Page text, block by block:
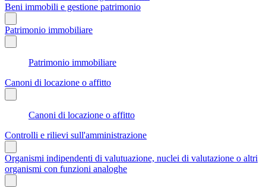
Beni immobili e gestione patrimonio
Patrimonio immobiliare
Patrimonio immobiliare
Canoni di locazione o affitto
Canoni di locazione o affitto
Controlli e rilievi sull'amministrazione
Organismi indipendenti di valutuazione, nuclei di valutazione o altri
organismi con funzioni analoghe